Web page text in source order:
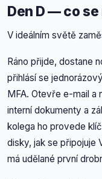
Den D — co
V ideálním světě
Ráno přijde, dostane
přihlásí se
MFA. Otevře e-mail a
interní dokumenty a
kolega ho provede
disky, jak se připojuje
má udělané první